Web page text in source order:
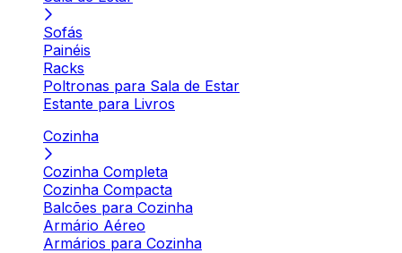
Sofás
Painéis
Racks
Poltronas para Sala de Estar
Estante para Livros
Cozinha
Cozinha Completa
Cozinha Compacta
Balcões para Cozinha
Armário Aéreo
Armários para Cozinha